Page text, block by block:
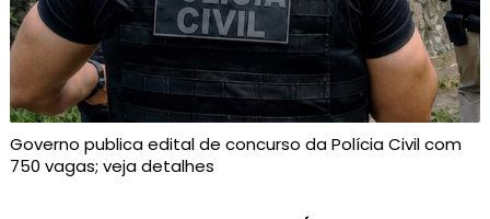
Governo publica edital de concurso da Polícia Civil com
750 vagas; veja detalhes